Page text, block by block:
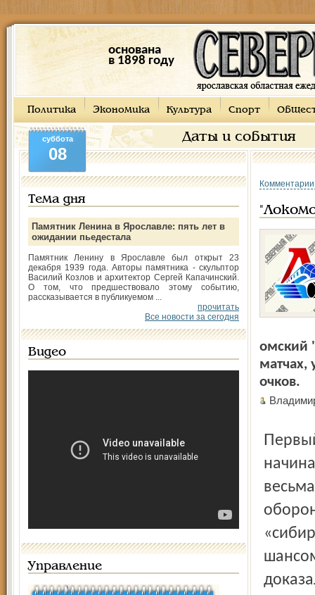
основана
в 1898 году
Политика Экономика Культура Спорт
Даты и события
суббота
08
Тема дня
Памятник Ленина в Ярославле: пять лет в
ожидании пьедестала
Памятник Ленину в Ярославле был открыт 23
декабря 1939 года. Авторы памятника - скульптор
Василий Козлов и архитектор Сергей Капачинский.
О том, что предшествовало этому событию,
рассказывается в публикуемом ...
прочитать
Все новости за сегодня
Видео
Управление
омский
матчах,
очков.
Первый период остался за хозяевами площадки, хотя